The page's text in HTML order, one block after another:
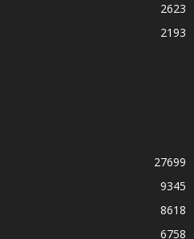
2623
2193
27699
9345
8618
6758